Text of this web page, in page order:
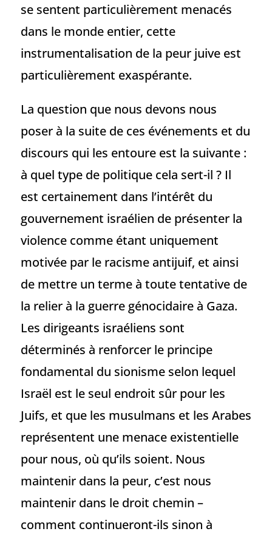
se sentent particulièrement menacés
dans le monde entier, cette
instrumentalisation de la peur juive est
particulièrement exaspérante.
La question que nous devons nous
poser à la suite de ces événements et du
discours qui les entoure est la suivante :
à quel type de politique cela sert-il ? Il
est certainement dans l’intérêt du
gouvernement israélien de présenter la
violence comme étant uniquement
motivée par le racisme antijuif, et ainsi
de mettre un terme à toute tentative de
la relier à la guerre génocidaire à Gaza.
Les dirigeants israéliens sont
déterminés à renforcer le principe
fondamental du sionisme selon lequel
Israël est le seul endroit sûr pour les
Juifs, et que les musulmans et les Arabes
représentent une menace existentielle
pour nous, où qu’ils soient. Nous
maintenir dans la peur, c’est nous
maintenir dans le droit chemin –
comment continueront-ils sinon à